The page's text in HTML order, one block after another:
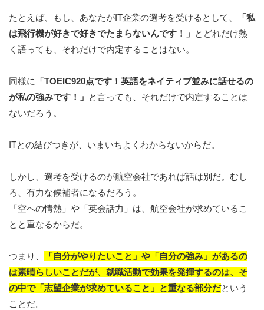
たとえば、もし、あなたがIT企業の選考を受けるとして、
「私
は飛行機が好きで好きでたまらないんです！」 とどれだけ熱
く語っても、それだけで内定することはない。
同様に 「TOEIC920点です！英語をネイティブ並みに話せるの
が私の強みです！」 と言っても、それだけで内定することは
ないだろう。
ITとの結びつきが、いまいちよくわからないからだ。
しかし、選考を受けるのが航空会社であれば話は別だ。むし
ろ、有力な候補者になるだろう。
「空への情熱」や「英会話力」は、航空会社が求めているこ
とと重なるからだ。
つまり、
「自分がやりたいこと」や「自分の強み」があるの
は素晴らしいことだが、就職活動で効果を発揮するのは、そ
の中で「志望企業が求めていること」と重なる部分だという
ことだ。